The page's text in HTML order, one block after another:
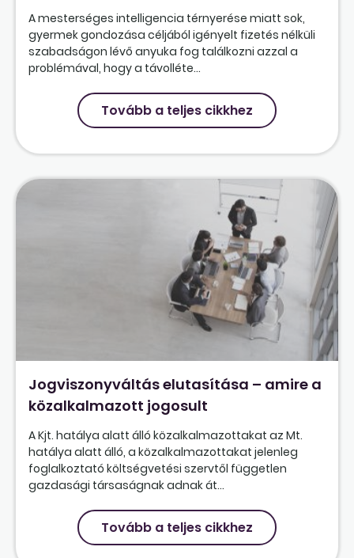
A mesterséges intelligencia térnyerése miatt sok,
gyermek gondozása céljából igényelt fizetés nélküli
szabadságon lévő anyuka fog találkozni azzal a
problémával, hogy a távolléte...
Tovább a teljes cikkhez
Jogviszonyváltás elutasítása – amire a
közalkalmazott jogosult
A Kjt. hatálya alatt álló közalkalmazottakat az Mt.
hatálya alatt álló, a közalkalmazottakat jelenleg
foglalkoztató költségvetési szervtől független
gazdasági társaságnak adnak át...
Tovább a teljes cikkhez